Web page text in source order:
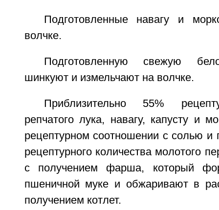
Подготовленные навагу и
волчке.
Подготовленную свежую
шинкуют и измельчают на волчке.
Приблизительно 55%
репчатого лука, навагу, капусту и
рецептурном соотношении с солью и
рецептурного количества молотого
с получением фарша, который
пшеничной муке и обжаривают в
получением котлет.